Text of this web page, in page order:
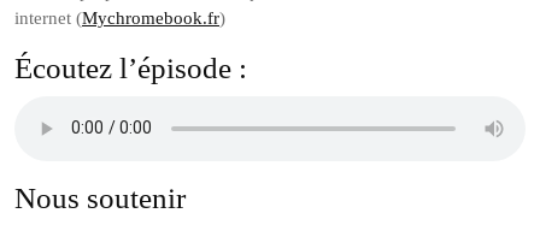
internet (Mychromebook.fr)
Écoutez l’épisode :
Nous soutenir